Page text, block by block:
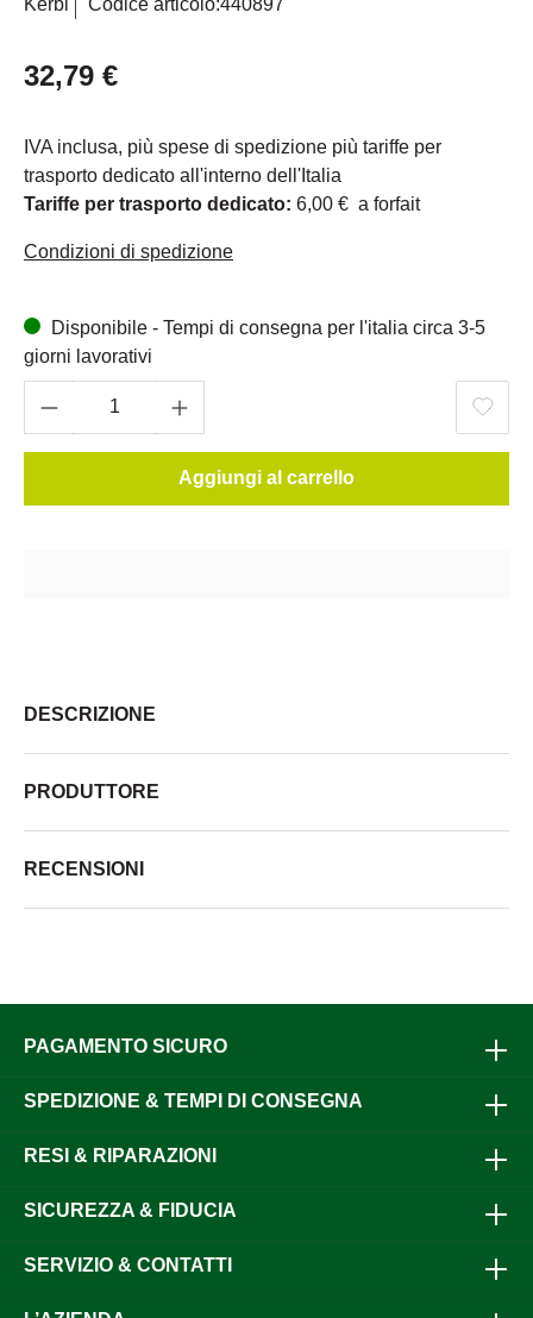
32,79 €
IVA inclusa, più spese di spedizione più tariffe per
trasporto dedicato all'interno dell'Italia
Tariffe per trasporto dedicato: 6,00 € a forfait
Condizioni di spedizione
Disponibile - Tempi di consegna per l'italia circa 3-5
giorni lavorativi
Aggiungi al carrello
DESCRIZIONE
PRODUTTORE
RECENSIONI
PAGAMENTO SICURO
SPEDIZIONE & TEMPI DI CONSEGNA
RESI & RIPARAZIONI
SICUREZZA & FIDUCIA
SERVIZIO & CONTATTI